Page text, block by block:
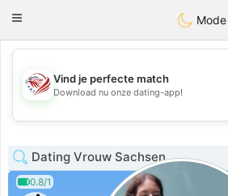
StatesDating
Toggle
Mode
💖
Vind je perfecte match
Download nu onze dating-app!
Dating Vrouw Sachsen
0.8/1